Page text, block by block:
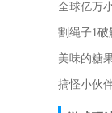
全球亿万
割绳子1
美味的糖
搞怪小伙